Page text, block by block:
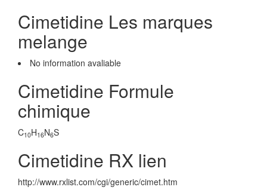
Cimetidine Les marques
melange
No information avaliable
Cimetidine Formule
chimique
C10H16N6S
Cimetidine RX lien
http://www.rxlist.com/cgi/generic/cimet.htm